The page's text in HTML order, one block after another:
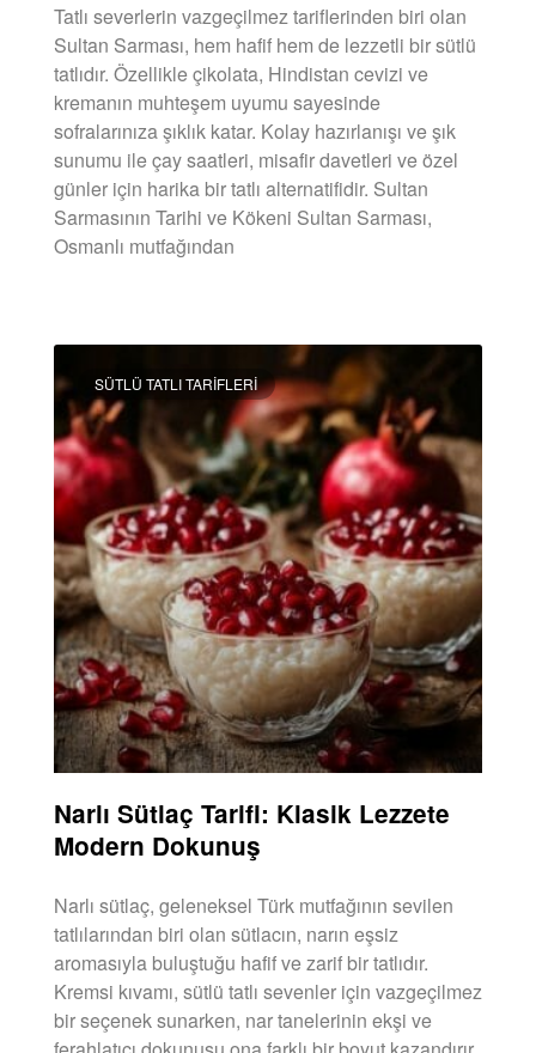
Tatlı severlerin vazgeçilmez tariflerinden biri olan
Sultan Sarması, hem hafif hem de lezzetli bir sütlü
tatlıdır. Özellikle çikolata, Hindistan cevizi ve
kremanın muhteşem uyumu sayesinde
sofralarınıza şıklık katar. Kolay hazırlanışı ve şık
sunumu ile çay saatleri, misafir davetleri ve özel
günler için harika bir tatlı alternatifidir. Sultan
Sarmasının Tarihi ve Kökeni Sultan Sarması,
Osmanlı mutfağından
SÜTLÜ TATLI TARIFLERI
Narlı Sütlaç Tarifi: Klasik Lezzete
Modern Dokunuş
Narlı sütlaç, geleneksel Türk mutfağının sevilen
tatlılarından biri olan sütlacın, narın eşsiz
aromasıyla buluştuğu hafif ve zarif bir tatlıdır.
Kremsi kıvamı, sütlü tatlı sevenler için vazgeçilmez
bir seçenek sunarken, nar tanelerinin ekşi ve